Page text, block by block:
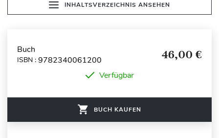
INHALTSVERZEICHNIS ANSEHEN
Buch
ISBN : 9782340061200 46,00 €
Verfügbar
BUCH KAUFEN